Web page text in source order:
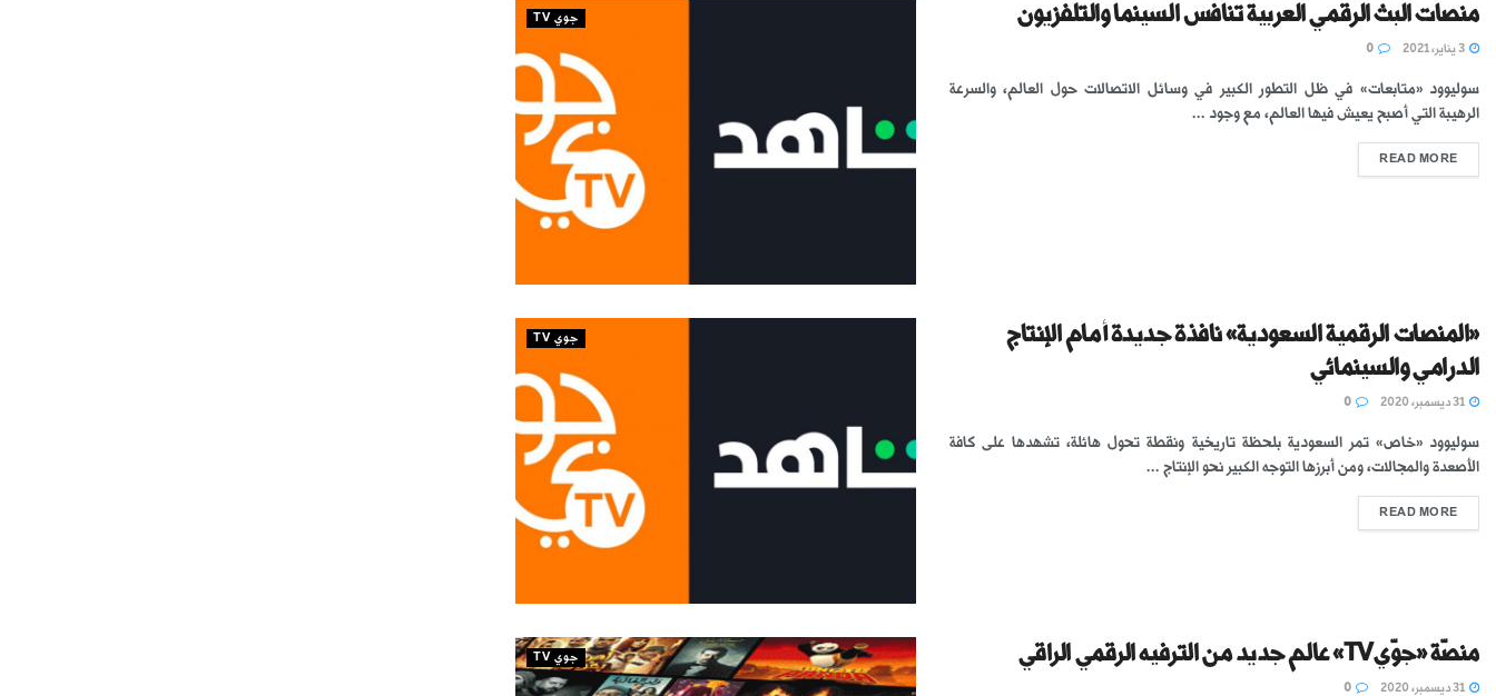
جوي TV منصات البث الرقمي العربية تنافس السينما والتلفزيون
سوليوود «متابعات» في ظل التطور الكبير في وسائل الاتصالات حول العالم، والسرعة
الرهيبة التي أصبح يعيش فيها العالم، مع وجود ...
READ MORE
جوي TV
«المنصات الرقمية السعودية» نافذة جديدة أمام الإنتاج
الدرامي والسينمائي
سوليوود «خاص» تمر السعودية بلحظة تاريخية ونقطة تحول هائلة، تشهدها على كافة
الأصعدة والمجالات، ومن أبرزها التوجه الكبير نحو الإنتاج ...
READ MORE
جوي TV منصّة «جوّيTV» عالم جديد من الترفيه الرقمي الراقي